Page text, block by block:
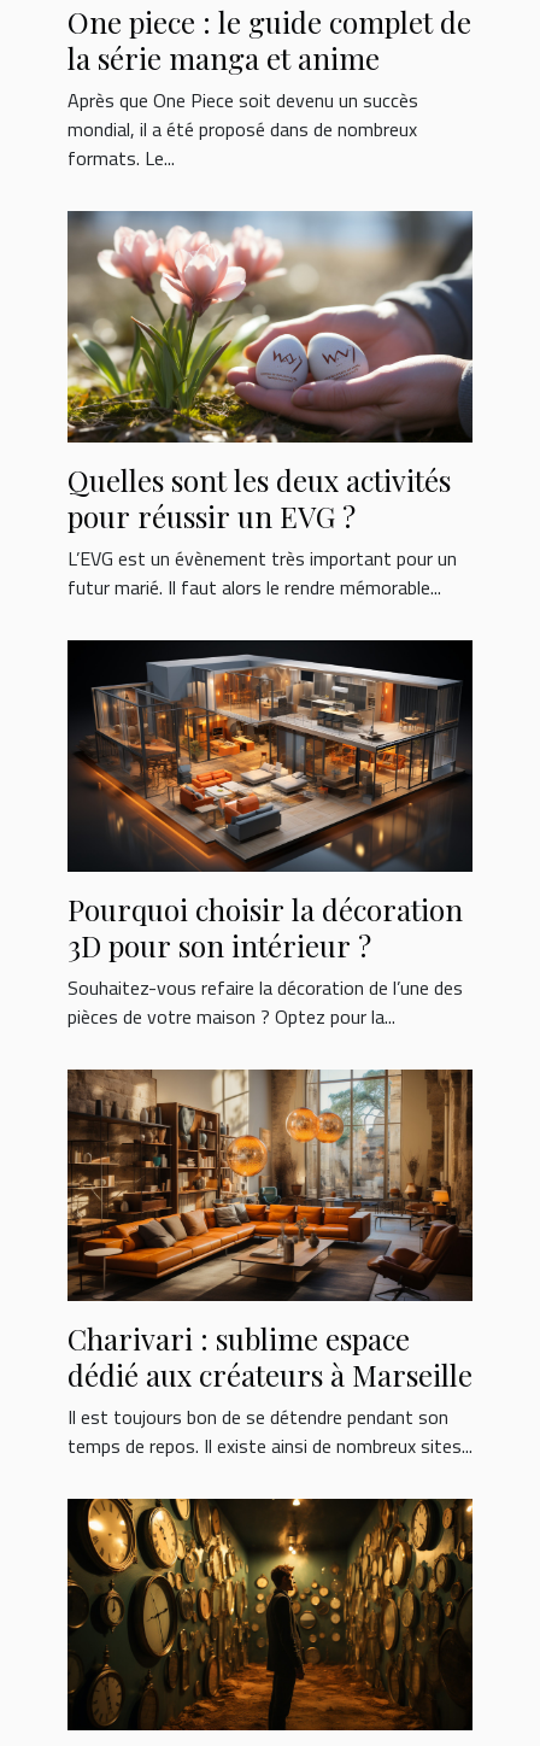
One piece : le guide complet de
la série manga et anime
Après que One Piece soit devenu un succès
mondial, il a été proposé dans de nombreux
formats. Le...
Quelles sont les deux activités
pour réussir un EVG ?
L’EVG est un évènement très important pour un
futur marié. Il faut alors le rendre mémorable...
Pourquoi choisir la décoration
3D pour son intérieur ?
Souhaitez-vous refaire la décoration de l’une des
pièces de votre maison ? Optez pour la...
Charivari : sublime espace
dédié aux créateurs à Marseille
Il est toujours bon de se détendre pendant son
temps de repos. Il existe ainsi de nombreux sites...